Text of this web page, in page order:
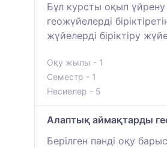
Бұл курсты оқып үйрену
геожүйелерді
жүйелерді біріктіру
Оқу жылы - 1
Семестр - 1
Несиелер - 5
Алаптық аймақтарды
Берілген пәнді оқу